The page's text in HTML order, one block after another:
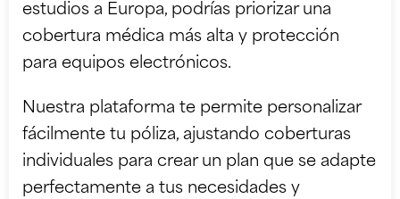
estudios a Europa, podrías priorizar una
cobertura médica más alta y protección
para equipos electrónicos.
Nuestra plataforma te permite personalizar
fácilmente tu póliza, ajustando coberturas
individuales para crear un plan que se adapte
perfectamente a tus necesidades y